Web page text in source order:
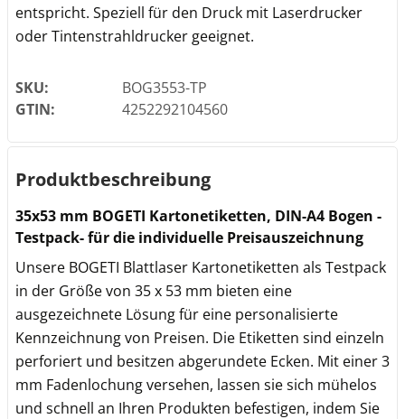
entspricht. Speziell für den Druck mit Laserdrucker
oder Tintenstrahldrucker geeignet.
SKU:
BOG3553-TP
GTIN:
4252292104560
Produktbeschreibung
35x53 mm BOGETI Kartonetiketten, DIN-A4 Bogen -
Testpack- für die individuelle Preisauszeichnung
Unsere BOGETI Blattlaser Kartonetiketten als Testpack
in der Größe von 35 x 53 mm bieten eine
ausgezeichnete Lösung für eine personalisierte
Kennzeichnung von Preisen. Die Etiketten sind einzeln
perforiert und besitzen abgerundete Ecken. Mit einer 3
mm Fadenlochung versehen, lassen sie sich mühelos
und schnell an Ihren Produkten befestigen, indem Sie